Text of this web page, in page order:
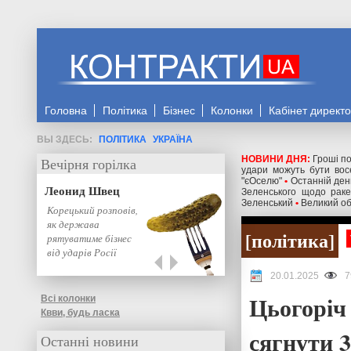
Головна Політика Бізнес Колонки Кабінет
ПОЛІТИКА УКРАЇНА
НОВИНИ ДНЯ: Гроші
удари можуть бути
"єОселю" • Останній
Зеленського щодо
Зеленський • Великий
політика
20.01.2025
сягнути
Вечірня горілка
Леонид Швец
Корецький розповів,
як держава
рятуватиме бізнес
від ударів Росії
Всі колонки
Квви, будь ласка
Останні новини